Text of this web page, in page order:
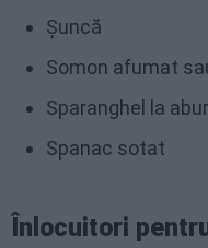
Șuncă
Somon afumat
Sparanghel la
Spanac sotat
Înlocuitori